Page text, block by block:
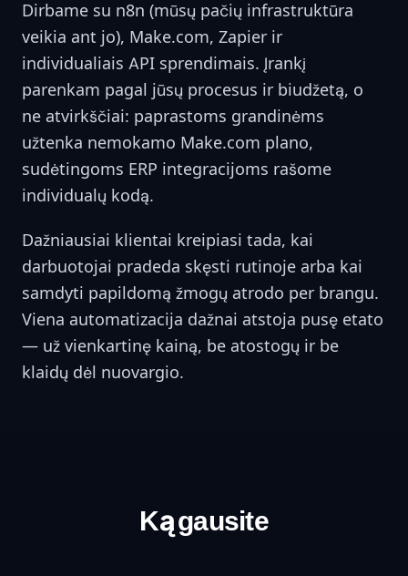
Dirbame su n8n (mūsų pačių infrastruktūra
veikia ant jo), Make.com, Zapier ir
individualiais API sprendimais. Įrankį
parenkam pagal jūsų procesus ir biudžetą, o
ne atvirkščiai: paprastoms grandinėms
užtenka nemokamo Make.com plano,
sudėtingoms ERP integracijoms rašome
individualų kodą.
Dažniausiai klientai kreipiasi tada, kai
darbuotojai pradeda skęsti rutinoje arba kai
samdyti papildomą žmogų atrodo per brangu.
Viena automatizacija dažnai atstoja pusę etato
— už vienkartinę kainą, be atostogų ir be
klaidų dėl nuovargio.
Ką gausite